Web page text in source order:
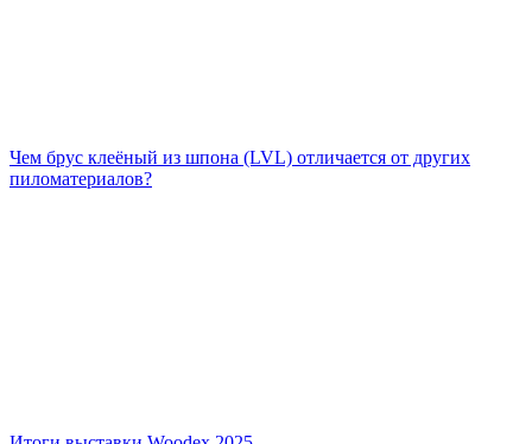
Чем брус клеёный из шпона (LVL) отличается от других
пиломатериалов?